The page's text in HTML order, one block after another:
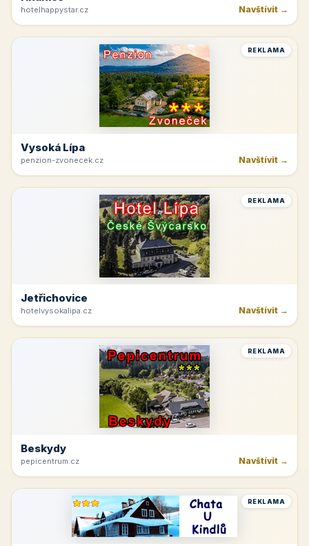
hotelhappystar.cz Navštívit →
REKLAMA
Vysoká Lípa
penzion-zvonecek.cz Navštívit →
REKLAMA
Jetřichovice
hotelvysokalipa.cz Navštívit →
REKLAMA
Beskydy
pepicentrum.cz Navštívit →
REKLAMA